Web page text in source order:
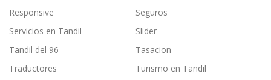
Responsive
Seguros
Servicios en Tandil
Slider
Tandil del 96
Tasacion
Traductores
Turismo en Tandil